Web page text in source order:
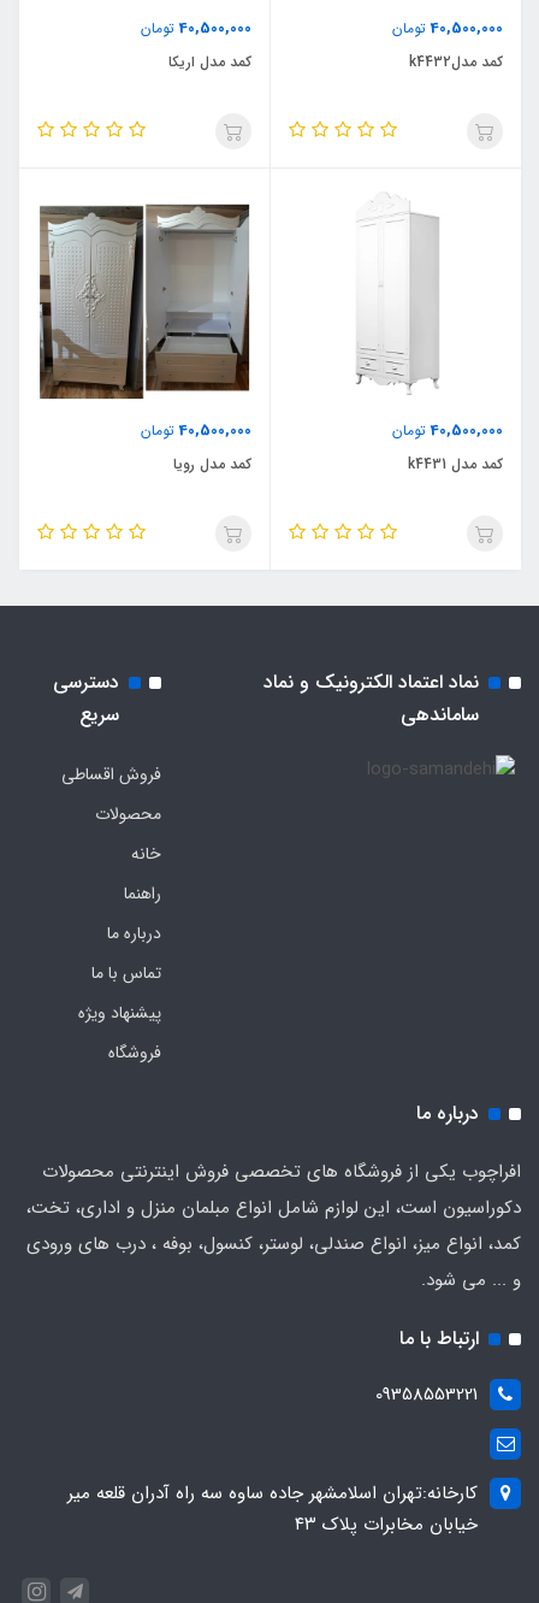
40,500,000تومان
کمد مدلk4432
40,500,000تومان
کمد مدل اریکا
40,500,000تومان
کمد مدل k4431
40,500,000تومان
کمد مدل رویا
نماد اعتماد الکترونیک و نماد
ساماندهی
دسترسی
سریع
فروش اقساطی
محصولات
خانه
راهنما
درباره ما
تماس با ما
پیشنهاد ویژه
فروشگاه
درباره ما
افراچوب یکی از فروشگاه های تخصصی فروش اینترنتی محصولات
دکوراسیون است، این لوازم شامل انواع مبلمان منزل و اداری، تخت،
کمد، انواع میز، انواع صندلی، لوستر، کنسول، بوفه ، درب های ورودی
و ... می شود.
ارتباط با ما
09358553221
کارخانه:تهران اسلامشهر جاده ساوه سه راه آدران قلعه میر
خیابان مخابرات پلاک ۴۳